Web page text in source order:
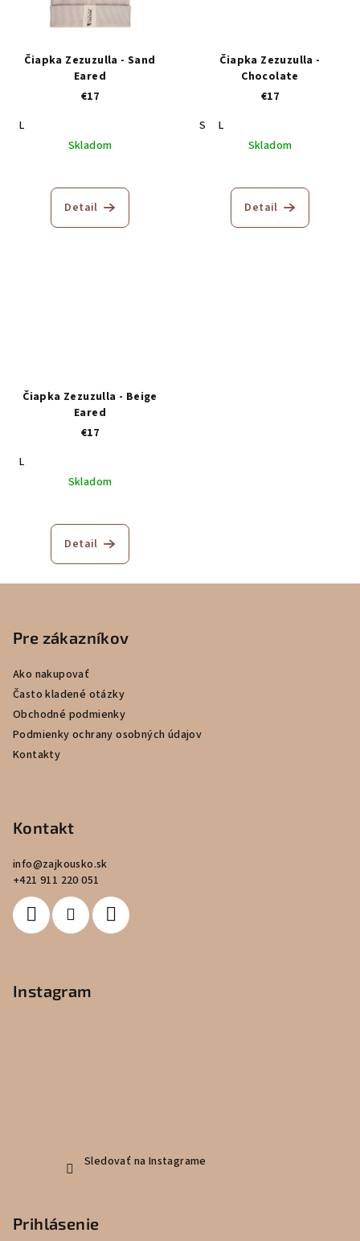
Čiapka Zezuzulla - Sand
Eared
€17
L
Skladom
Detail
Čiapka Zezuzulla -
Chocolate
€17
S
L
Skladom
Detail
Čiapka Zezuzulla - Beige
Eared
€17
L
Skladom
Detail
Pre zákazníkov
Ako nakupovať
Často kladené otázky
Obchodné podmienky
Podmienky ochrany osobných údajov
Kontakty
Kontakt
info@zajkousko.sk
+421 911 220 051
Instagram
Sledovať na Instagrame
Prihlásenie